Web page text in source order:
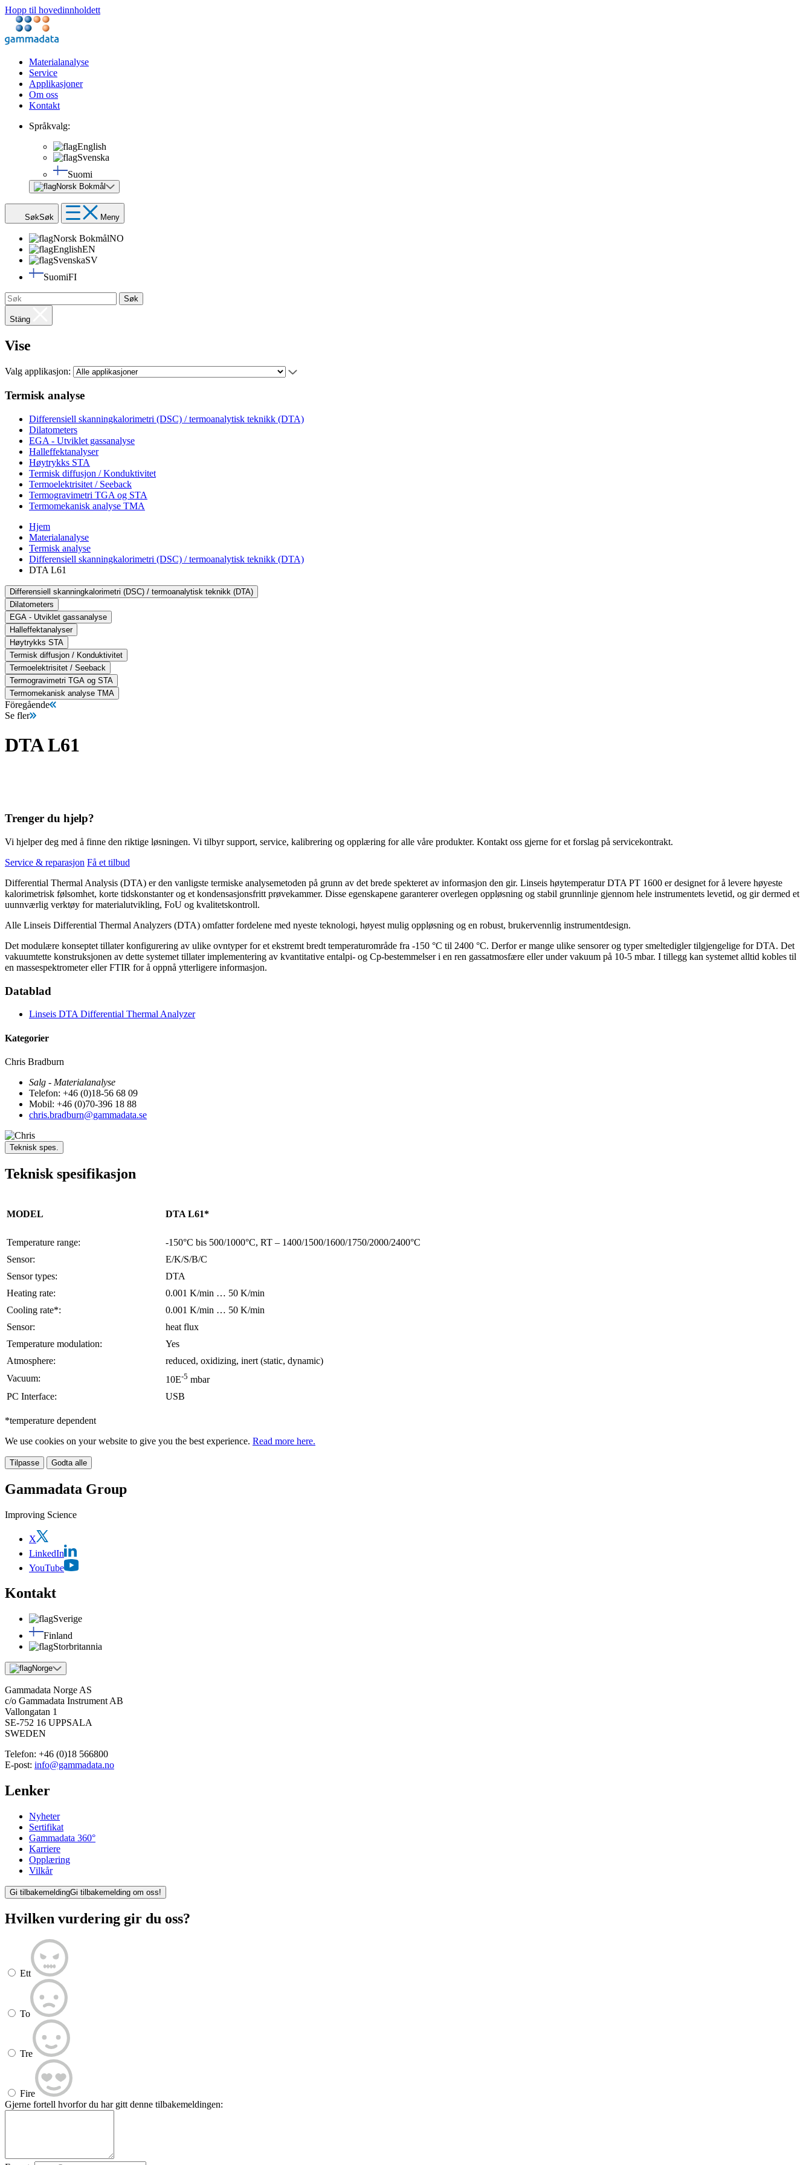
Hopp til hovedinnholdett
Materialanalyse
Service
Applikasjoner
Om oss
Kontakt
Språkvalg:
English
Svenska
Suomi
Norsk Bokmål
SøkSøk Meny
Norsk BokmålNO
EnglishEN
SvenskaSV
SuomiFI
Søk
Stäng
Vise
Valg applikasjon:
Termisk analyse
Differensiell skanningkalorimetri (DSC) / termoanalytisk teknikk (DTA)
Dilatometers
EGA - Utviklet gassanalyse
Halleffektanalyser
Høytrykks STA
Termisk diffusjon / Konduktivitet
Termoelektrisitet / Seeback
Termogravimetri TGA og STA
Termomekanisk analyse TMA
Hjem
Materialanalyse
Termisk analyse
Differensiell skanningkalorimetri (DSC) / termoanalytisk teknikk (DTA)
DTA L61
Differensiell skanningkalorimetri (DSC) / termoanalytisk teknikk (DTA)
Dilatometers
EGA - Utviklet gassanalyse
Halleffektanalyser
Høytrykks STA
Termisk diffusjon / Konduktivitet
Termoelektrisitet / Seeback
Termogravimetri TGA og STA
Termomekanisk analyse TMA
Föregående
Se fler
DTA L61
Trenger du hjelp?
Vi hjelper deg med å finne den riktige løsningen. Vi tilbyr support, service, kalibrering og opplæring for alle våre produkter. Kontakt oss gjerne for et forslag på servicekontrakt.
Service & reparasjon Få et tilbud
Differential Thermal Analysis (DTA) er den vanligste termiske analysemetoden på grunn av det brede spekteret av informasjon den gir. Linseis høytemperatur DTA PT 1600 er designet for å levere høyeste
kalorimetrisk følsomhet, korte tidskonstanter og et kondensasjonsfritt prøvekammer. Disse egenskapene garanterer overlegen oppløsning og stabil grunnlinje gjennom hele instrumentets levetid, og gir dermed et
uunnværlig verktøy for materialutvikling, FoU og kvalitetskontroll.
Alle Linseis Differential Thermal Analyzers (DTA) omfatter fordelene med nyeste teknologi, høyest mulig oppløsning og en robust, brukervennlig instrumentdesign.
Det modulære konseptet tillater konfigurering av ulike ovntyper for et ekstremt bredt temperaturområde fra -150 °C til 2400 °C. Derfor er mange ulike sensorer og typer smeltedigler tilgjengelige for DTA. Det
vakuumtette konstruksjonen av dette systemet tillater implementering av kvantitative entalpi- og Cp-bestemmelser i en ren gassatmosfære eller under vakuum på 10-5 mbar. I tillegg kan systemet alltid kobles til
en massespektrometer eller FTIR for å oppnå ytterligere informasjon.
Datablad
Linseis DTA Differential Thermal Analyzer
Kategorier
Chris Bradburn
Salg - Materialanalyse
Telefon: +46 (0)18-56 68 09
Mobil: +46 (0)70-396 18 88
chris.bradburn@gammadata.se
Teknisk spes.
Teknisk spesifikasjon
MODEL DTA L61*
Temperature range:
-150°C bis 500/1000°C, RT – 1400/1500/1600/1750/2000/2400°C
Sensor:
E/K/S/B/C
Sensor types:
DTA
Heating rate:
0.001 K/min … 50 K/min
Cooling rate*:
0.001 K/min … 50 K/min
Sensor:
heat flux
Temperature modulation:
Yes
Atmosphere:
reduced, oxidizing, inert (static, dynamic)
Vacuum:
10E-5 mbar
PC Interface:
USB
*temperature dependent
We use cookies on your website to give you the best experience. Read more here.
Tilpasse Godta alle
Gammadata Group
Improving Science
X
LinkedIn
YouTube
Kontakt
Sverige
Finland
Storbritannia
Norge
Gammadata Norge AS
c/o Gammadata Instrument AB
Vallongatan 1
SE-752 16 UPPSALA
SWEDEN
Telefon: +46 (0)18 566800
E-post: info@gammadata.no
Lenker
Nyheter
Sertifikat
Gammadata 360°
Karriere
Opplæring
Vilkår
Gi tilbakemeldingGi tilbakemelding om oss!
Hvilken vurdering gir du oss?
Ett
To
Tre
Fire
Gjerne fortell hvorfor du har gitt denne tilbakemeldingen: